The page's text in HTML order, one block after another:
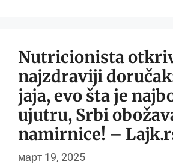
Nutricionista
najzdraviji
jaja, evo šta je
ujutru, Srbi
namirnice! –
март 19, 2025